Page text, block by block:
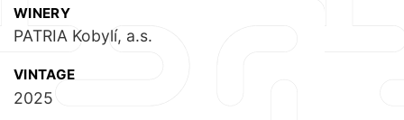
WINERY
PATRIA Kobylí, a.s.
VINTAGE
2025